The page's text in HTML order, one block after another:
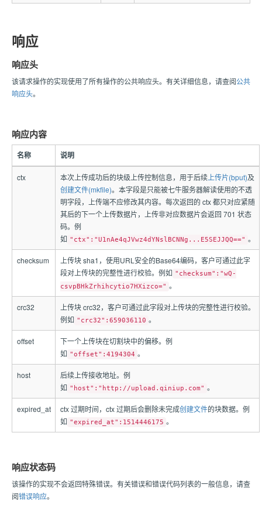
响应
响应头
该请求操作的实现使用了所有操作的公共响应头。有关详细信息，请查阅公共
响应头。
响应内容
名称 说明
ctx 本次上传成功后的块级上传控制信息，用于后续上传片(bput)及
创建文件(mkfile)。本字段是只能被七牛服务器解读使用的不透
明字段，上传端不应修改其内容。每次返回的 ctx 都只对应紧随
其后的下一个上传数据片，上传非对应数据片会返回 701 状态
码。例
如 "ctx":"U1nAe4qJVwz4dYNslBCNNg...E5SEJJQQ==" 。
checksum
上传块 sha1，使用URL安全的Base64编码，客户可通过此字
段对上传块的完整性进行校验。例如 "checksum":"wQ-
csvpBHkZrhihcytio7HXizco=" 。
crc32
上传块 crc32，客户可通过此字段对上传块的完整性进行校验。
例如 "crc32":659036110 。
offset
下一个上传块在切割块中的偏移。例
如 "offset":4194304 。
host
后续上传接收地址。例
如 "host":"http://upload.qiniup.com" 。
expired_at ctx 过期时间，ctx 过期后会删除未完成创建文件的块数据。例
如 "expired_at":1514446175 。
响应状态码
该操作的实现不会返回特殊错误。有关错误和错误代码列表的一般信息，请查
阅错误响应。